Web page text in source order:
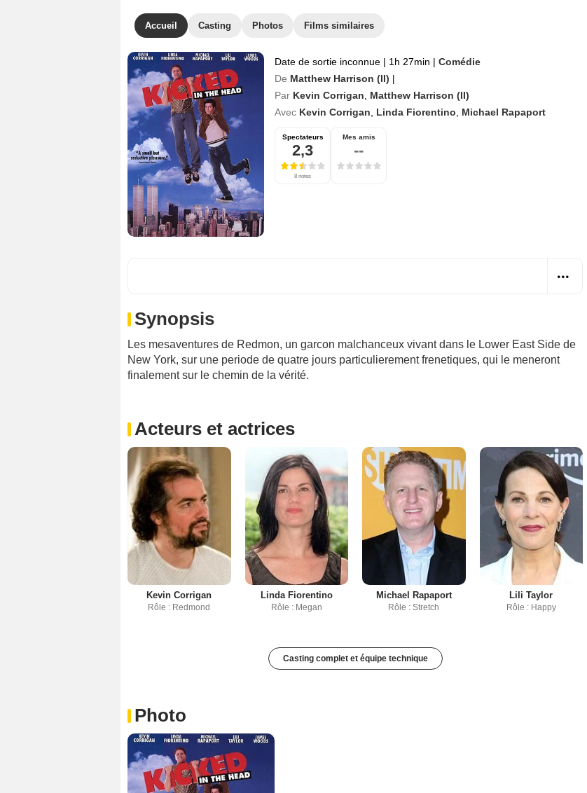
Accueil Casting Photos Films similaires
Date de sortie inconnue | 1h 27min | Comédie
De Matthew Harrison (II)
Par Kevin Corrigan
Matthew Harrison (II)
Avec Kevin Corrigan Linda Fiorentino Michael Rapaport
Spectateurs
2,3
8 notes
Mes amis
--
Synopsis
Les mesaventures de Redmon, un garcon malchanceux vivant dans le Lower East Side de
New York, sur une periode de quatre jours particulierement frenetiques, qui le meneront
finalement sur le chemin de la vérité.
Acteurs et actrices
Kevin Corrigan
Rôle : Redmond
Linda Fiorentino
Rôle : Megan
Michael Rapaport
Rôle : Stretch
Lili Taylor
Rôle : Happy
Casting complet et équipe technique
Photo